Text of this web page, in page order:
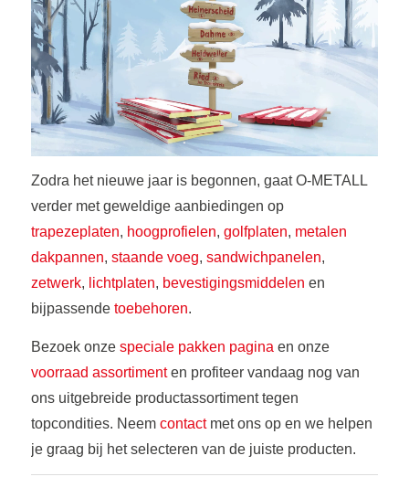
Zodra het nieuwe jaar is begonnen, gaat O-METALL
verder met geweldige aanbiedingen op
trapezeplaten, hoogprofielen, golfplaten, metalen
dakpannen, staande voeg, sandwichpanelen,
zetwerk, lichtplaten, bevestigingsmiddelen en
bijpassende toebehoren.
Bezoek onze speciale pakken pagina en onze
voorraad assortimenten profiteer vandaag nog van
ons uitgebreide productassortiment tegen
topcondities. Neem contactmet ons op en we helpen
je graag bij het selecteren van de juiste producten.